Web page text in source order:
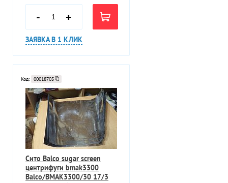
- +
ЗАЯВКА В 1 КЛИК
Код: 00018705
Сито Balco sugar screen
центрифуги bmak3300
Balco/BMAK3300/30 17/3